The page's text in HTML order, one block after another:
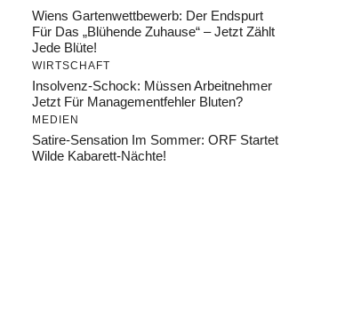
Wiens Gartenwettbewerb: Der Endspurt
Für Das „Blühende Zuhause“ – Jetzt Zählt
Jede Blüte!
WIRTSCHAFT
Insolvenz-Schock: Müssen Arbeitnehmer
Jetzt Für Managementfehler Bluten?
MEDIEN
Satire-Sensation Im Sommer: ORF Startet
Wilde Kabarett-Nächte!